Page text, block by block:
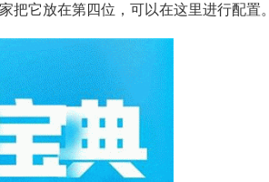
它放在第四位，可以在这里进行配置。